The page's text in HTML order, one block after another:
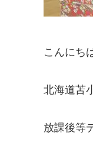
こんにち
北海道苫
放課後等